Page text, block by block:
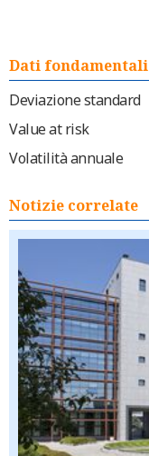
Dati fondamentali
Deviazione standard
Value at risk
Volatilità annuale
Notizie correlate